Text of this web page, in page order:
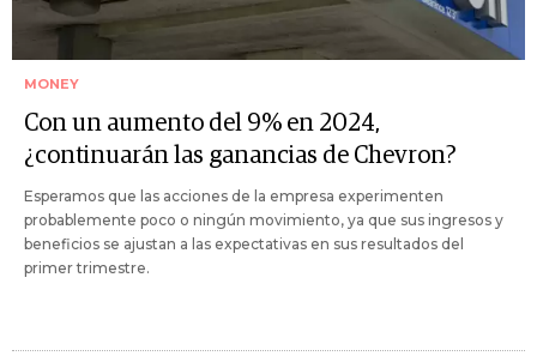
MONEY
Con un aumento del 9% en 2024,
¿continuarán las ganancias de Chevron?
Esperamos que las acciones de la empresa experimenten
probablemente poco o ningún movimiento, ya que sus ingresos y
beneficios se ajustan a las expectativas en sus resultados del
primer trimestre.